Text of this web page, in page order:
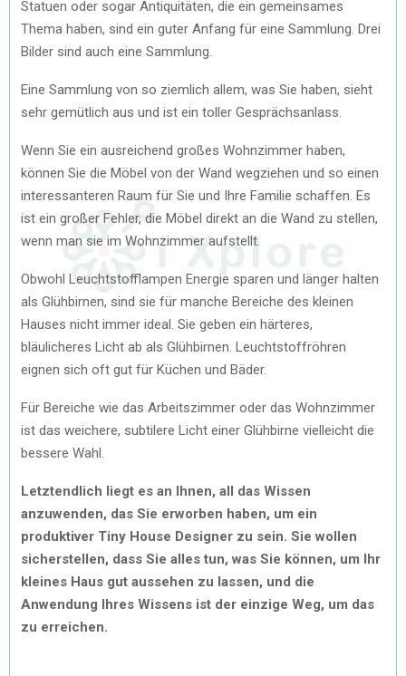
Statuen oder sogar Antiquitäten, die ein gemeinsames
Thema haben, sind ein guter Anfang für eine Sammlung. Drei
Bilder sind auch eine Sammlung.
Eine Sammlung von so ziemlich allem, was Sie haben, sieht
sehr gemütlich aus und ist ein toller Gesprächsanlass.
Wenn Sie ein ausreichend großes Wohnzimmer haben,
können Sie die Möbel von der Wand wegziehen und so einen
interessanteren Raum für Sie und Ihre Familie schaffen. Es
ist ein großer Fehler, die Möbel direkt an die Wand zu stellen,
wenn man sie im Wohnzimmer aufstellt.
Obwohl Leuchtstofflampen Energie sparen und länger halten
als Glühbirnen, sind sie für manche Bereiche des kleinen
Hauses nicht immer ideal. Sie geben ein härteres,
bläulicheres Licht ab als Glühbirnen. Leuchtstoffröhren
eignen sich oft gut für Küchen und Bäder.
Für Bereiche wie das Arbeitszimmer oder das Wohnzimmer
ist das weichere, subtilere Licht einer Glühbirne vielleicht die
bessere Wahl.
Letztendlich liegt es an Ihnen, all das Wissen
anzuwenden, das Sie erworben haben, um ein
produktiver Tiny House Designer zu sein. Sie wollen
sicherstellen, dass Sie alles tun, was Sie können, um Ihr
kleines Haus gut aussehen zu lassen, und die
Anwendung Ihres Wissens ist der einzige Weg, um das
zu erreichen.